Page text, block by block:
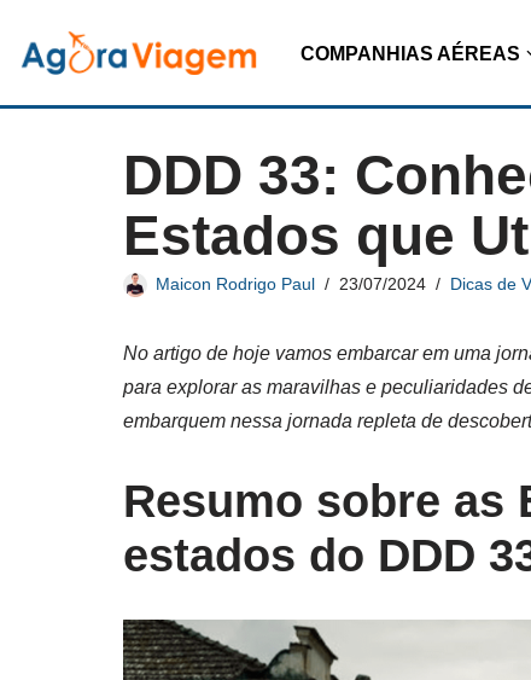
Pular
para
COMPANHIAS AÉREAS
DDD 33:
Estados que
Maicon Rodrigo Paul 23/07/2024 Dicas de
No artigo de hoje vamos embarcar em uma
para explorar as maravilhas e peculiaridades
embarquem nessa jornada repleta de
Resumo sobre as
estados do DDD